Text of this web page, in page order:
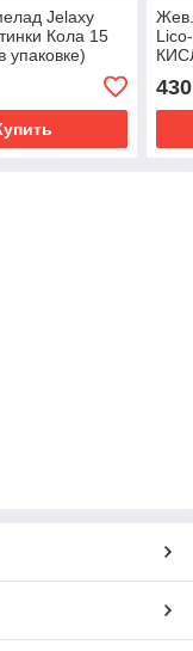
Jelaxy
Кола 15
упаковке)
430